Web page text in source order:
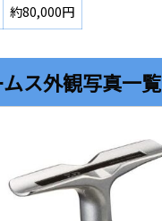
約80,000円
ス外観写真一覧